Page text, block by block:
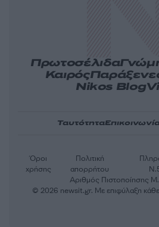
Πρωτοσέλιδα
Καιρός
Nikos Blog
Ταυτότητα
Αριθμός Πιστοποίησης
Όροι
χρήσης
Πολιτική
απορρήτου
© 2026 newsit.gr. Με επιφύλαξη κάθε